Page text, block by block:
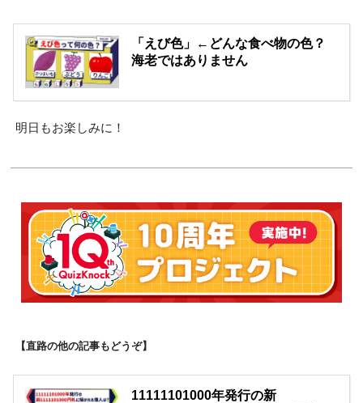
「えび色」←どんな食べ物の色？
海老ではありません
明日もお楽しみに！
【直路の他の記事もどうぞ】
11111101000年発行の新